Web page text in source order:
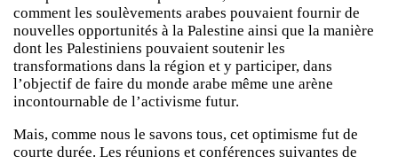
comment les soulèvements arabes pouvaient fournir de
nouvelles opportunités à la Palestine ainsi que la manière
dont les Palestiniens pouvaient soutenir les
transformations dans la région et y participer, dans
l’objectif de faire du monde arabe même une arène
incontournable de l’activisme futur.
Mais, comme nous le savons tous, cet optimisme fut de
courte durée. Les réunions et conférences suivantes de